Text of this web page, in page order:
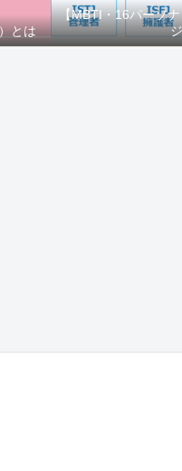
とは
【MBTI・16パーソ